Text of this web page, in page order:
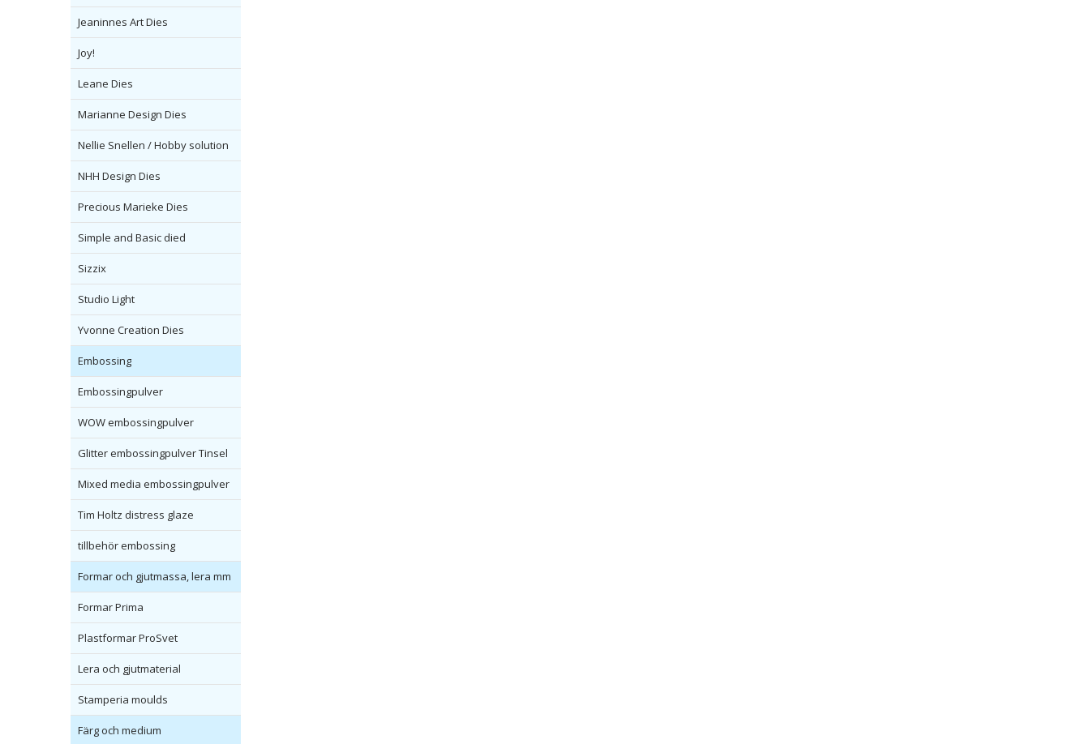
Jeaninnes Art Dies
Joy!
Leane Dies
Marianne Design Dies
Nellie Snellen / Hobby solution
NHH Design Dies
Precious Marieke Dies
Simple and Basic died
Sizzix
Studio Light
Yvonne Creation Dies
Embossing
Embossingpulver
WOW embossingpulver
Glitter embossingpulver Tinsel
Mixed media embossingpulver
Tim Holtz distress glaze
tillbehör embossing
Formar och gjutmassa, lera mm
Formar Prima
Plastformar ProSvet
Lera och gjutmaterial
Stamperia moulds
Färg och medium